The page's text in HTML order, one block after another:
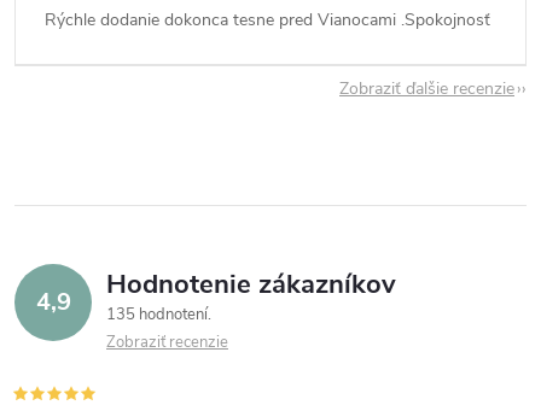
Rýchle dodanie dokonca tesne pred Vianocami .Spokojnosť
Zobraziť ďalšie recenzie
4,9 Hodnotenie zákazníkov
135 hodnotení
Zobraziť recenzie